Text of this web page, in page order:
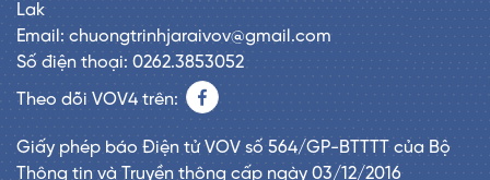
Lak
Email: chuongtrinhjaraivov@gmail.com
Số điện thoại: 0262.3853052
Theo dõi VOV4 trên:
Giấy phép báo Điện tử VOV số 564/GP-BTTTT của Bộ
Thông tin và Truyền thông cấp ngày 03/12/2016